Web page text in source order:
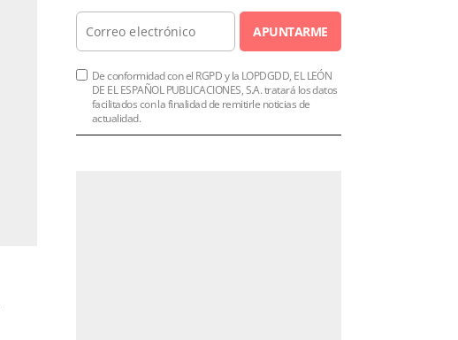
APUNTARME
De conformidad con el RGPD y la LOPDGDD, EL LEÓN
DE EL ESPAÑOL PUBLICACIONES, S.A. tratará los datos
facilitados con la finalidad de remitirle noticias de
actualidad.